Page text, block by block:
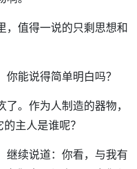
值得一说的只剩思想和
能说得简单明白吗？
。作为人制造的器物，
主人是谁呢？
续说道：你看，与我有